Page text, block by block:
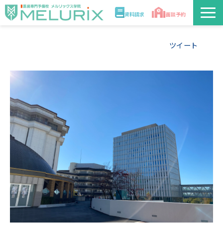
資料請求 面談予約
入学案内
合格実績・合格体験記
医学部解答速報2026
ツイート